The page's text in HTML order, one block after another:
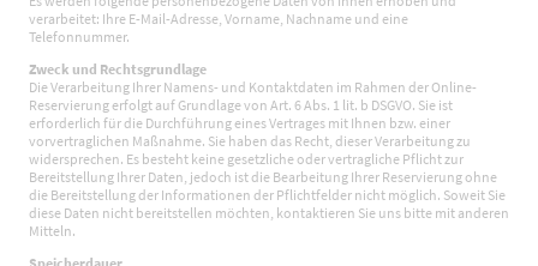
verarbeitet: Ihre E-Mail-Adresse, Vorname, Nachname und eine
Telefonnummer.
Zweck und Rechtsgrundlage
Die Verarbeitung Ihrer Namens- und Kontaktdaten im Rahmen der Online-
Reservierung erfolgt auf Grundlage von Art. 6 Abs. 1 lit. b DSGVO. Sie ist
erforderlich für die Durchführung eines Vertrages mit Ihnen bzw. einer
vorvertraglichen Maßnahme. Sie haben das Recht, dieser Verarbeitung zu
widersprechen. Es besteht keine gesetzliche oder vertragliche Pflicht zur
Bereitstellung Ihrer Daten, jedoch ist die Bearbeitung Ihrer Reservierung ohne
die Bereitstellung der Informationen der Pflichtfelder nicht möglich. Soweit Sie
diese Daten nicht bereitstellen möchten, kontaktieren Sie uns bitte mit anderen
Mitteln.